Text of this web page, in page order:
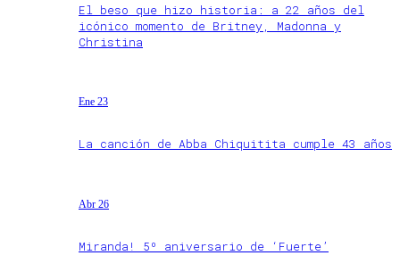
El beso que hizo historia: a 22 años del
icónico momento de Britney, Madonna y
Christina
Ene 23
La canción de Abba Chiquitita cumple 43 años
Abr 26
Miranda! 5º aniversario de ‘Fuerte’